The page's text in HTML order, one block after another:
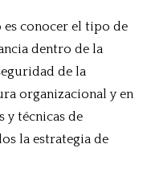
es conocer el tipo de
dentro de la
de la
organizacional y en
y técnicas de
la estrategia de